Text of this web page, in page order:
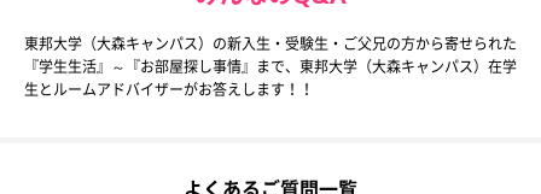
東邦大学（大森キャンパス）の新入生・受験生・ご父兄の方から寄せられた
『学生生活』～『お部屋探し事情』まで、東邦大学（大森キャンパス）在学
生とルームアドバイザーがお答えします！！